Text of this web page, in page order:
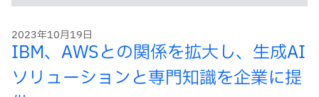
2023年10月19日
IBM、AWSとの関係を拡大し、生成AI
ソリューションと専門知識を企業に提